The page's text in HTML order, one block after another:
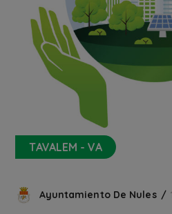
TAVALEM - VA
Ayuntamiento De Nules